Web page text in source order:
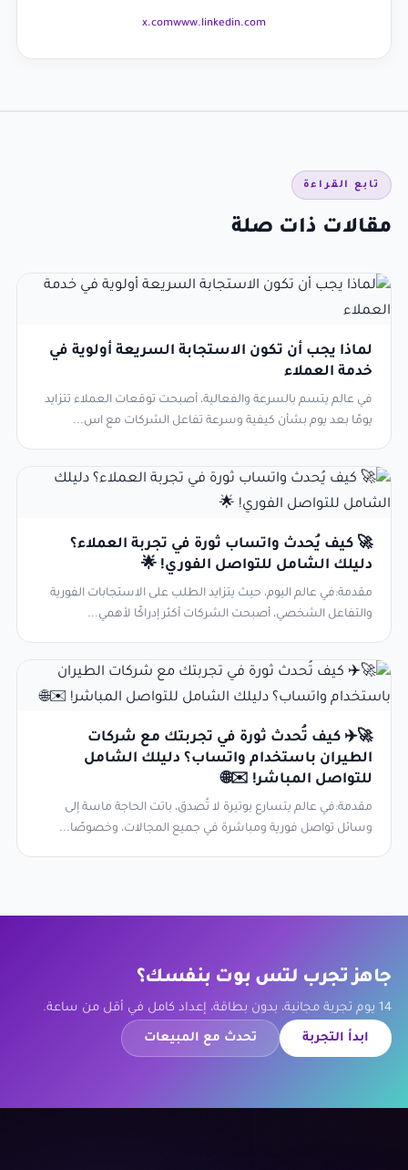
www.linkedin.com
x.com
تابع القراءة
مقالات ذات صلة
لماذا يجب أن تكون الاستجابة السريعة أولوية في
خدمة العملاء
في عالم يتسم بالسرعة والفعالية، أصبحت توقعات العملاء تتزايد
يومًا بعد يوم بشأن كيفية وسرعة تفاعل الشركات مع اس...
🚀 كيف يُحدث واتساب ثورة في تجربة العملاء؟
دليلك الشامل للتواصل الفوري! 🌟
مقدمة:في عالم اليوم، حيث يتزايد الطلب على الاستجابات الفورية
والتفاعل الشخصي، أصبحت الشركات أكثر إدراكًا لأهمي...
🚀✈️ كيف تُحدث ثورة في تجربتك مع شركات
الطيران باستخدام واتساب؟ دليلك الشامل
للتواصل المباشر! ✉️🌐
مقدمة:في عالم يتسارع بوتيرة لا تُصدق، باتت الحاجة ماسة إلى
وسائل تواصل فورية ومباشرة في جميع المجالات، وخصوصًا...
جاهز تجرب لتس بوت بنفسك؟
14 يوم تجربة مجانية، بدون بطاقة، إعداد كامل في أقل من ساعة.
ابدأ التجربة تحدث مع المبيعات